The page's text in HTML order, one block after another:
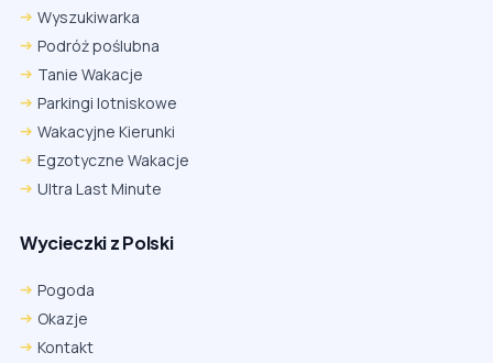
Wyszukiwarka
Podróż poślubna
Tanie Wakacje
Parkingi lotniskowe
Wakacyjne Kierunki
Egzotyczne Wakacje
Ultra Last Minute
Wycieczki z Polski
Pogoda
Okazje
Kontakt